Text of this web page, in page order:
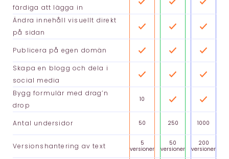
färdiga att lägga in
Ändra innehåll visuellt direkt
på sidan
Publicera på egen domän
Skapa en blogg och dela i
social media
Bygg formulär med drag’n
drop
10
Antal undersidor 50 250 1000
Versionshantering av text
5
versioner
50
versioner
200
versioner